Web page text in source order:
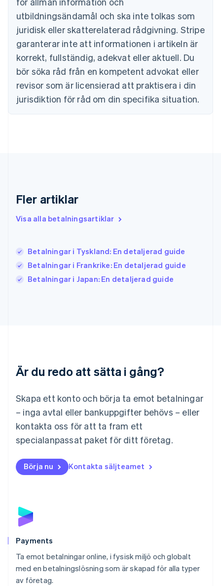
utbildningsändamål och ska inte tolkas som
juridisk eller skatterelaterad rådgivning. Stripe
garanterar inte att informationen i artikeln är
korrekt, fullständig, adekvat eller aktuell. Du
bör söka råd från en kompetent advokat eller
revisor som är licensierad att praktisera i din
jurisdiktion för råd om din specifika situation.
Fler artiklar
Visa alla betalningsartiklar
Betalningar i Tyskland: En detaljerad guide
Betalningar i Frankrike: En detaljerad guide
Betalningar i Japan: En detaljerad guide
Är du redo att sätta i gång?
Skapa ett konto och börja ta emot betalningar
– inga avtal eller bankuppgifter behövs – eller
kontakta oss för att ta fram ett
specialanpassat paket för ditt företag.
Börja nu Kontakta säljteamet
Payments
Ta emot betalningar online, i fysisk miljö och globalt
med en betalningslösning som är skapad för alla typer
av företag.
Estland
English
Fastlandskina
简体中文English
Finland
EnglishSvenska
Frankrike
Français English
Förenade Arabemiraten
English
Gibraltar
English
English
ItalianoEnglish
Kanada
Français
Kroatien
EnglishItaliano
Malaysia
English
Mexiko
Nederländerna
NederlandsEnglish
English
Nya Zeeland
Portugal
Português
English
DeutschFrançaisItalianoEnglish
Singapore
English简体中文